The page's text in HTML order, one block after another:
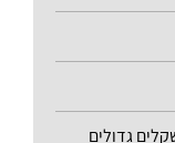
גדולים